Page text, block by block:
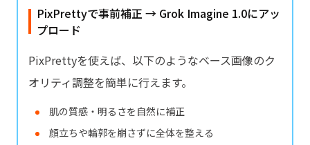
PixPrettyで事前補正 → Grok Imagine 1.0にアッ
プロード
PixPrettyを使えば、以下のようなベース画像のク
オリティ調整を簡単に行えます。
肌の質感・明るさを自然に補正
顔立ちや輪郭を崩さずに全体を整える